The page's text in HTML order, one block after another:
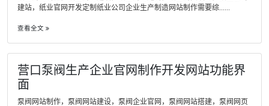
建站，纸业官网开发定制纸业公司企业生产制造网站制作需要综......
查看全文
营口泵阀生产企业官网制作开发网站功能界
面
泵阀网站制作，泵阀网站建设，泵阀企业官网，泵阀网站搭建，泵阀网页